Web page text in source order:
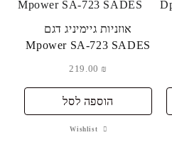
אוזניות גיימיניג דגם
Mpower SA-723 SADES
₪
הוספה לסל
Wishlist